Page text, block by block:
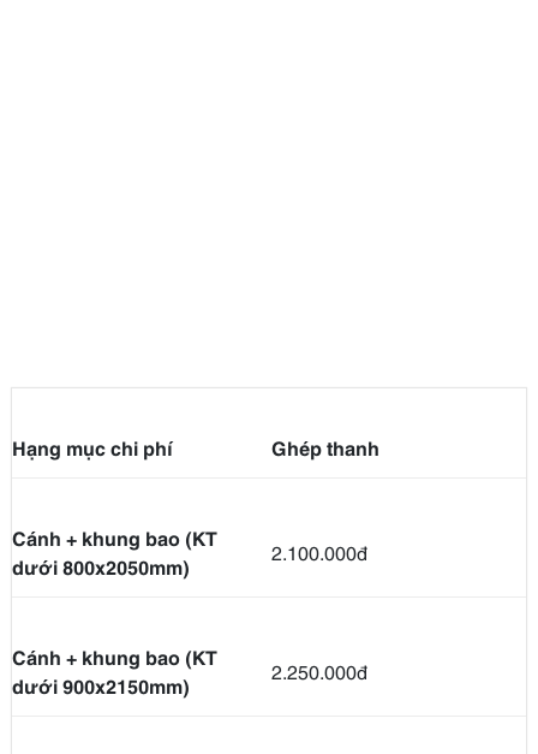
Hạng mục chi phí Ghép thanh
Cánh + khung bao (KT
dưới 800x2050mm)
2.100.000đ
Cánh + khung bao (KT
dưới 900x2150mm)
2.250.000đ